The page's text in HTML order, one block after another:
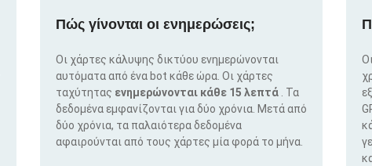
Πώς γίνονται οι ενημερώσεις;
Οι χάρτες κάλυψης δικτύου ενημερώνονται
αυτόματα από ένα bot κάθε ώρα. Οι χάρτες
ταχύτητας ενημερώνονται κάθε 15 λεπτά
. Τα
δεδομένα εμφανίζονται για δύο χρόνια. Μετά από
δύο χρόνια, τα παλαιότερα δεδομένα
αφαιρούνται από τους χάρτες μία φορά το μήνα.